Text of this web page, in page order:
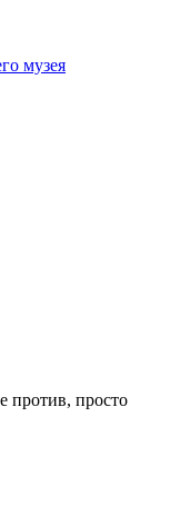
музея
против, просто